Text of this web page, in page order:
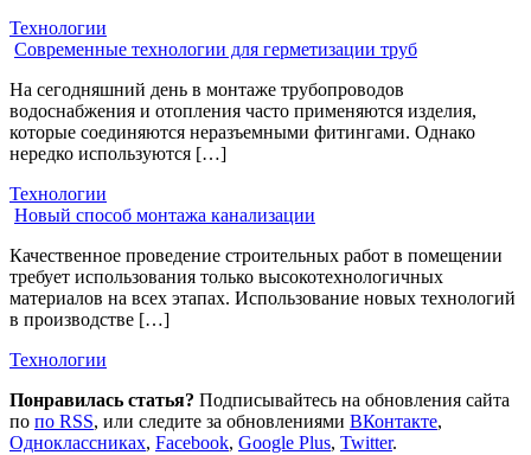
Технологии
Современные технологии для герметизации труб
На сегодняшний день в монтаже трубопроводов
водоснабжения и отопления часто применяются изделия,
которые соединяются неразъемными фитингами. Однако
нередко используются […]
Технологии
Новый способ монтажа канализации
Качественное проведение строительных работ в помещении
требует использования только высокотехнологичных
материалов на всех этапах. Использование новых технологий
в производстве […]
Технологии
Понравилась статья? Подписывайтесь на обновления сайта
по по RSS, или следите за обновлениями ВКонтакте,
Одноклассниках, Facebook, Google Plus, Twitter.